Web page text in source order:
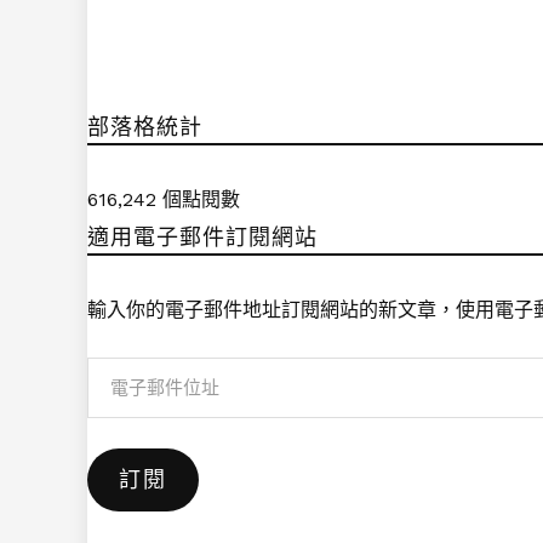
部落格統計
616,242 個點閱數
適用電子郵件訂閱網站
輸入你的電子郵件地址訂閱網站的新文章，使用電子
件
位
訂閱